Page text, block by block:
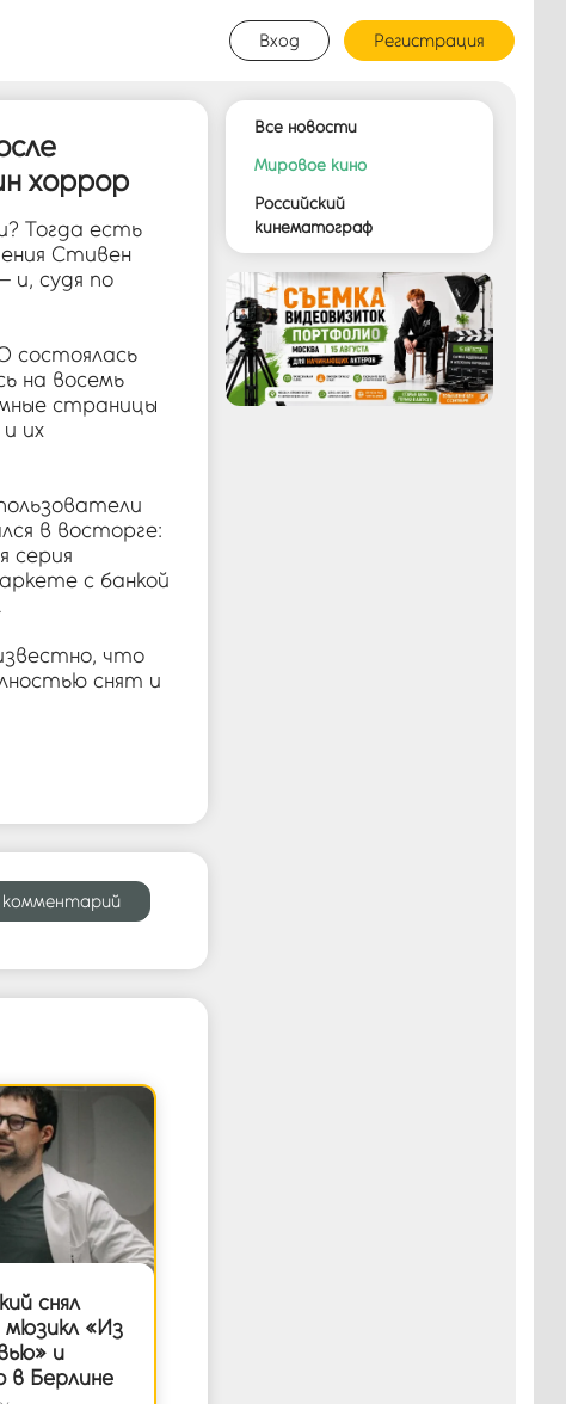
Вход Регистрация
хоррор
Тогда есть
Стивен
и, судя по
состоялась
на восемь
страницы
их
в восторге:
серия
с банкой
что
снят и
снял
«Из
и
в Берлине
Все новости
Мировое кино
Российский
кинематограф